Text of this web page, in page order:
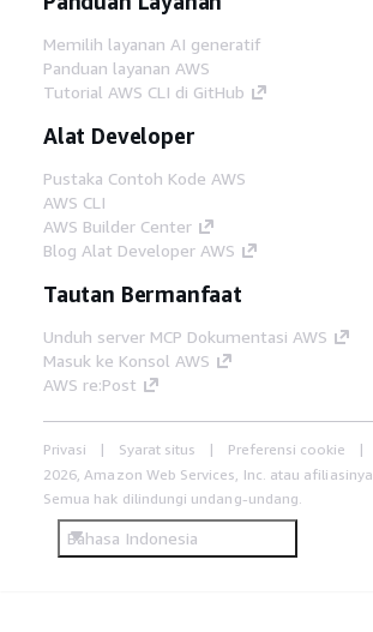
Memilih layanan AI generatif
Panduan layanan AWS
Tutorial AWS CLI di GitHub
Alat Developer
Pustaka Contoh Kode AWS
AWS CLI
AWS Builder Center
Blog Alat Developer AWS
Tautan Bermanfaat
Unduh server MCP Dokumentasi AWS
Masuk ke Konsol AWS
AWS re:Post
Privasi Syarat situs Preferensi cookie
2026, Amazon Web Services, Inc. atau afiliasinya.
Semua hak dilindungi undang-undang.
Bahasa Indonesia